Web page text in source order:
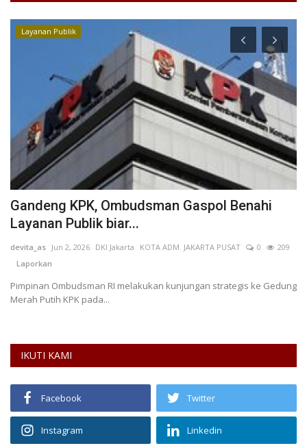
Layanan Publik
Gandeng KPK, Ombudsman Gaspol Benahi
Layanan Publik biar...
devita_as Jun 2, 2026 DKI Jakarta KOTA ADM. JAKARTA PUSAT 0
209
Laporkan
Pimpinan Ombudsman RI melakukan kunjungan strategis ke Gedung
Merah Putih KPK pada...
IKUTI KAMI
Facebook Twitter
Instagram Linkedin